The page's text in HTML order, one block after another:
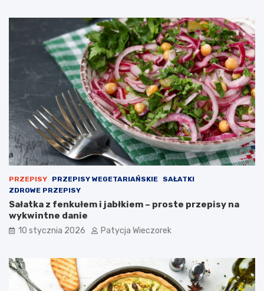
PRZEPISY PRZEPISY WEGETARIAŃSKIE
SAŁATKI
ZDROWE PRZEPISY
Sałatka z fenkułem i jabłkiem – proste przepisy na
wykwintne danie
10 stycznia 2026 Patycja Wieczorek